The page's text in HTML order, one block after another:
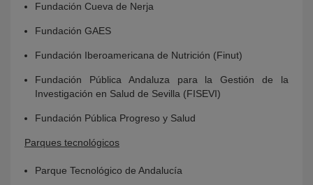
Fundación Cueva de Nerja
Fundación GAES
Fundación Iberoamericana de Nutrición (Finut)
Fundación Pública Andaluza para la Gestión de la
Investigación en Salud de Sevilla (FISEVI)
Fundación Pública Progreso y Salud
Parques tecnológicos
Parque Tecnológico de Andalucía